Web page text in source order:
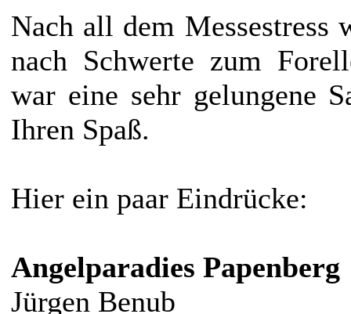
Nach all dem Messestress
nach Schwerte zum
war eine sehr gelungene
Ihren Spaß.
Hier ein paar Eindrücke:
Angelparadies Papenberg
Jürgen Benub